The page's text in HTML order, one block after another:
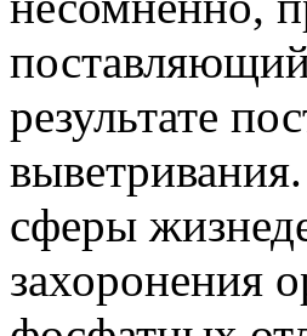
результате
сферы
захоронения